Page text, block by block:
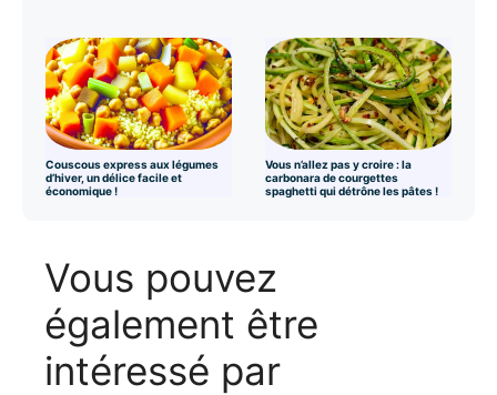
Couscous express aux légumes
d’hiver, un délice facile et
économique !
Vous n’allez pas y croire : la
carbonara de courgettes
spaghetti qui détrône les pâtes !
Vous pouvez
également être
intéressé par